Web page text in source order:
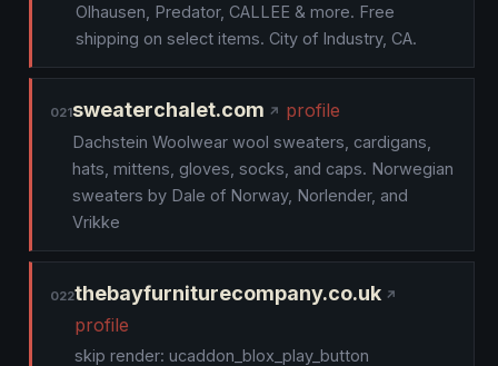
Olhausen, Predator, CALLEE & more. Free
shipping on select items. City of Industry, CA.
021sweaterchalet.com profile
Dachstein Woolwear wool sweaters, cardigans,
hats, mittens, gloves, socks, and caps. Norwegian
sweaters by Dale of Norway, Norlender, and
Vrikke
022thebayfurniturecompany.co.uk
profile
skip render: ucaddon_blox_play_button